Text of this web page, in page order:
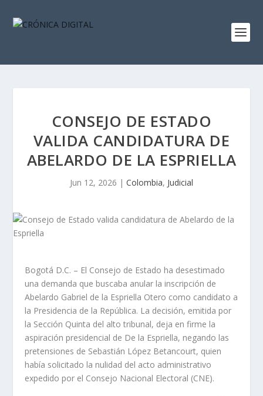
CONSEJO DE ESTADO
VALIDA CANDIDATURA DE
ABELARDO DE LA ESPRIELLA
Jun 12, 2026 | Colombia, Judicial
Bogotá D.C. – El Consejo de Estado ha desestimado
una demanda que buscaba anular la inscripción de
Abelardo Gabriel de la Espriella Otero como candidato a
la Presidencia de la República. La decisión, emitida por
la Sección Quinta del alto tribunal, deja en firme la
aspiración presidencial de De la Espriella, negando las
pretensiones de Sebastián López Betancourt, quien
había solicitado la nulidad del acto administrativo
expedido por el Consejo Nacional Electoral (CNE).